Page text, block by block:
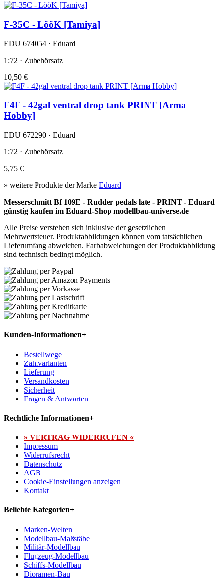
F-35C - LööK [Tamiya]
EDU 674054 · Eduard
1:72 · Zubehörsatz
10,50 €
F4F - 42gal ventral drop tank PRINT [Arma
Hobby]
EDU 672290 · Eduard
1:72 · Zubehörsatz
5,75 €
» weitere Produkte der Marke Eduard
Messerschmitt Bf 109E - Rudder pedals late - PRINT - Eduard
günstig kaufen im Eduard-Shop modellbau-universe.de
Alle Preise verstehen sich inklusive der gesetzlichen
Mehrwertsteuer. Produktabbildungen können vom tatsächlichen
Lieferumfang abweichen. Farbabweichungen der Produktabbildung
sind technisch bedingt möglich.
Kunden-Informationen+
Bestellwege
Zahlvarianten
Lieferung
Versandkosten
Sicherheit
Fragen & Antworten
Rechtliche Informationen+
» VERTRAG WIDERRUFEN «
Impressum
Widerrufsrecht
Datenschutz
AGB
Cookie-Einstellungen anzeigen
Kontakt
Beliebte Kategorien+
Marken-Welten
Modellbau-Maßstäbe
Militär-Modellbau
Flugzeug-Modellbau
Schiffs-Modellbau
Dioramen-Bau